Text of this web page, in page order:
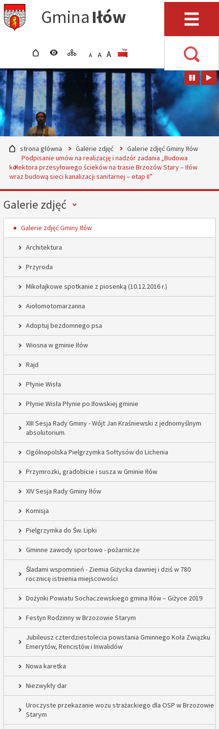
Przejdź do głównego
menu
Przejdź do treści
Przejdź do wyszukiwarki
Przejdź do mapy serwisu
Gmina Iłów Menu
strona głównawersja kontrastowa
mapa serwisu
APOMNIEJSZ CZCIONKĘ
A STANDARDOWY ROZMIAR
A POWIĘKSZ CZCIONKĘ
rozmiar czcionki
strona główna Galerie zdjęć
Galerie zdjęć Gminy Iłów
Podpisanie umów na realizację i nadzór zadania „Budowa
kolektora przesyłowego ścieków na trasie Brzozów Stary – Iłów
wraz budową sieci kanalizacji sanitarnej – etap II”
Menu
Galerie zdjęć
Galerie zdjęć Gminy Iłów
Architektura
Przyroda
Mikołajkowe spotkanie z piosenką (10.12.2016 r.)
Aiołomotomarzanna
Adoptuj bezdomnego psa
Wiosna w gminie Iłów
Rajd
Płynie Wisła
Płynie Wisła Płynie po Iłowskiej gminie
XIII Sesja Rady Gminy - Wójt Jan Kraśniewski z jednomyślnym
absolutorium.
Ogólnopolska Pielgrzymka Sołtysów do Lichenia
Przymrozki, gradobicie i susza w Gminie Iłów
XIV Sesja Rady Gminy Iłów
Komisja
Pielgrzymka do Św. Lipki
Gminne zawody sportowo - pożarnicze
Śladami wspomnień - Ziemia Giżycka dawniej i dziś w 780
rocznicę istnienia miejscowości
Dożynki Powiatu Sochaczewskiego gmina Iłów – Giżyce 2019
Festyn Rodzinny w Brzozowie Starym
Jubileusz czterdziestolecia powstania Gminnego Koła Związku
Emerytów, Rencistów i Inwalidów
Nowa karetka
Niezwykły dar
Uroczyste przekazanie wozu strażackiego dla OSP w Brzozowie
Starym